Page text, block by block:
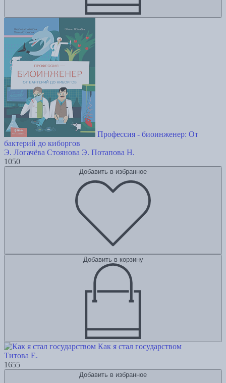
Профессия - биоинженер: От
бактерий до киборгов
Э. Логачёва Стоянова Э. Потапова Н.
1050
Добавить в избранное
Добавить в корзину
Как я стал государством
Титова Е.
1655
Добавить в избранное